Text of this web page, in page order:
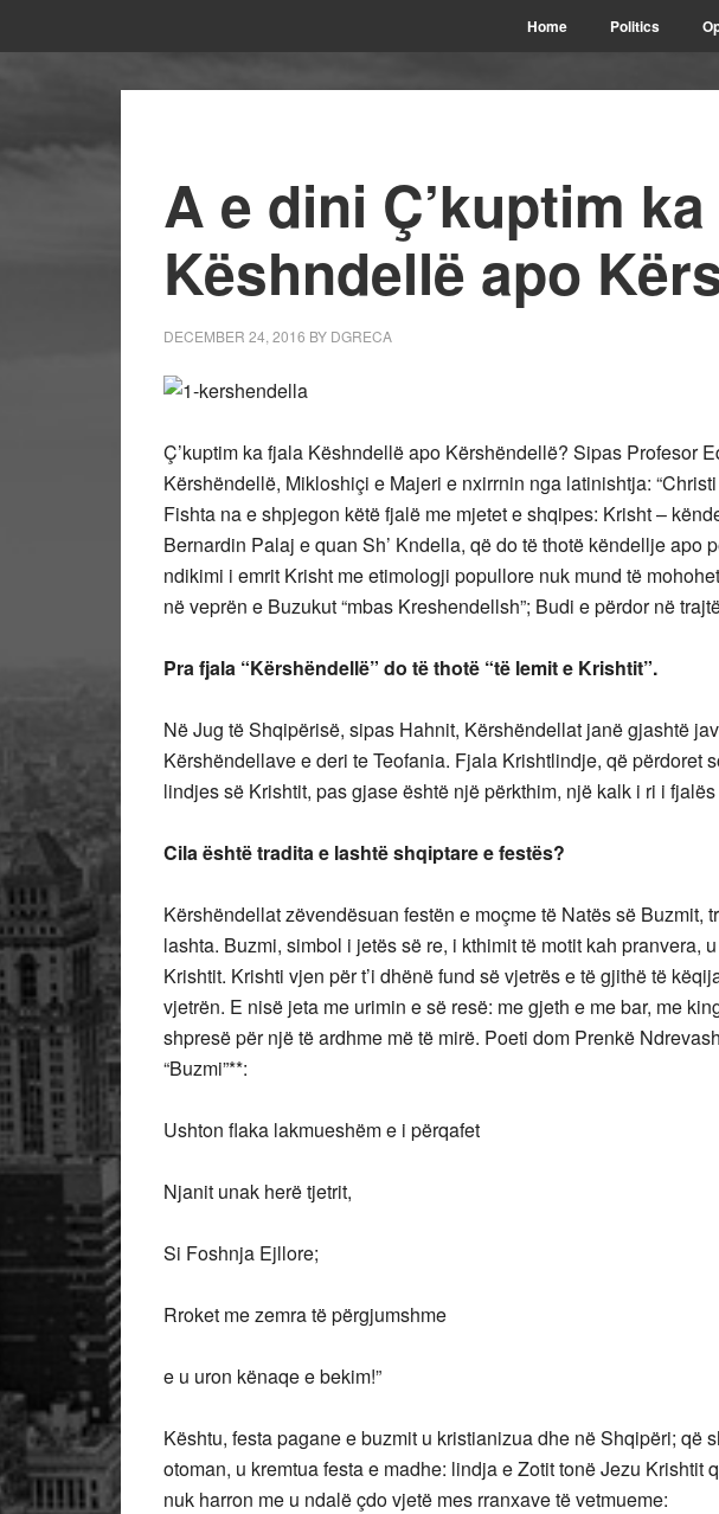
Home Politics
A e dini Ç’kuptim
Këshndellë apo
DECEMBER 24, 2016 BY DGRECA
Ç’kuptim ka fjala Këshndellë apo Kërshëndellë? Sipas Profesor
Kërshëndellë, Mikloshiçi e Majeri e nxirrnin nga latinishtja:
Fishta na e shpjegon këtë fjalë me mjetet e shqipes: Krisht –
Bernardin Palaj e quan Sh’ Kndella, që do të thotë këndellje apo
ndikimi i emrit Krisht me etimologji popullore nuk mund të
në veprën e Buzukut “mbas Kreshendellsh”; Budi e përdor në
Pra fjala “Kërshëndellë” do të thotë “të lemit e Krishtit”.
Në Jug të Shqipërisë, sipas Hahnit, Kërshëndellat janë gjashtë
Kërshëndellave e deri te Teofania. Fjala Krishtlindje, që përdoret
lindjes së Krishtit, pas gjase është një përkthim, një kalk i ri i
Cila është tradita e lashtë shqiptare e festës?
Kërshëndellat zëvendësuan festën e moçme të Natës së Buzmit,
lashta. Buzmi, simbol i jetës së re, i kthimit të motit kah pranvera,
Krishtit. Krishti vjen për t’i dhënë fund së vjetrës e të gjithë të
vjetrën. E nisë jeta me urimin e së resë: me gjeth e me bar, me
shpresë për një të ardhme më të mirë. Poeti dom Prenkë
“Buzmi”**:
Ushton flaka lakmueshëm e i përqafet
Njanit unak herë tjetrit,
Si Foshnja Ejllore;
Rroket me zemra të përgjumshme
e u uron kënaqe e bekim!”
Kështu, festa pagane e buzmit u kristianizua dhe në Shqipëri; që
otoman, u kremtua festa e madhe: lindja e Zotit tonë Jezu Krishtit
nuk harron me u ndalë çdo vjetë mes rranxave të vetmueme: